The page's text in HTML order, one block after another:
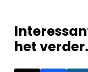
het verder.